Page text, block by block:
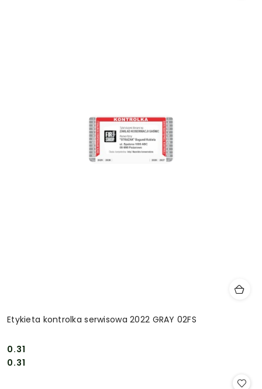
Etykieta kontrolka serwisowa 2022 GRAY 02FS
Cena:
0.31
Cena:
0.31